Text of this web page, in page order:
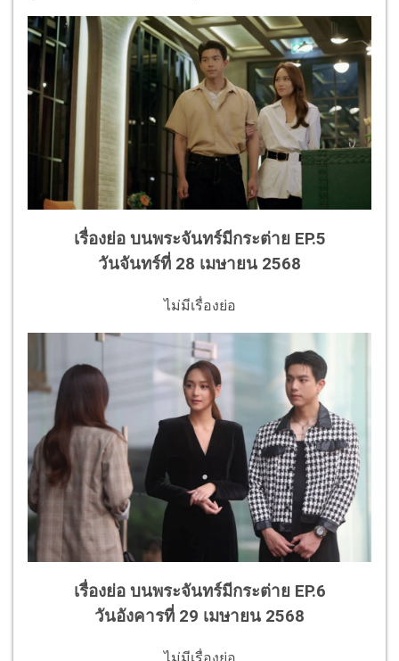
เรื่องย่อ บนพระจันทร์มีกระต่าย EP.5
วันจันทร์ที่ 28 เมษายน 2568
ไม่มีเรื่องย่อ
เรื่องย่อ บนพระจันทร์มีกระต่าย EP.6
วันอังคารที่ 29 เมษายน 2568
ไม่มีเรื่องย่อ